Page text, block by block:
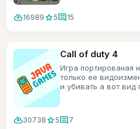
cloud_download16989 star5comment15
Call of duty 4
Игра портированая
только ее
и убивать а вот вид
cloud_download30738 star5comment7